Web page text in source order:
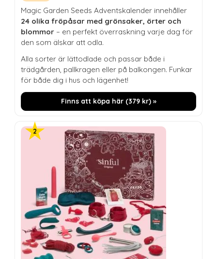
Magic Garden Seeds Adventskalender innehåller
24 olika fröpåsar med grönsaker, örter och
blommor – en perfekt överraskning varje dag för
den som älskar att odla.
Alla sorter är lättodlade och passar både i
trädgården, pallkragen eller på balkongen. Funkar
för både dig i hus och lägenhet!
Finns att köpa här (379 kr) »